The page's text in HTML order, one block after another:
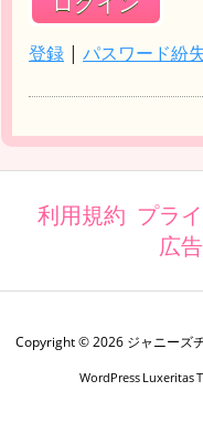
登録 | パスワード紛
利用規約 プラ
広
Copyright ©2026 ジャニーズ
WordPress Luxeritas